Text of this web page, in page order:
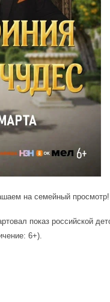
на семейный
показ российской
6+).